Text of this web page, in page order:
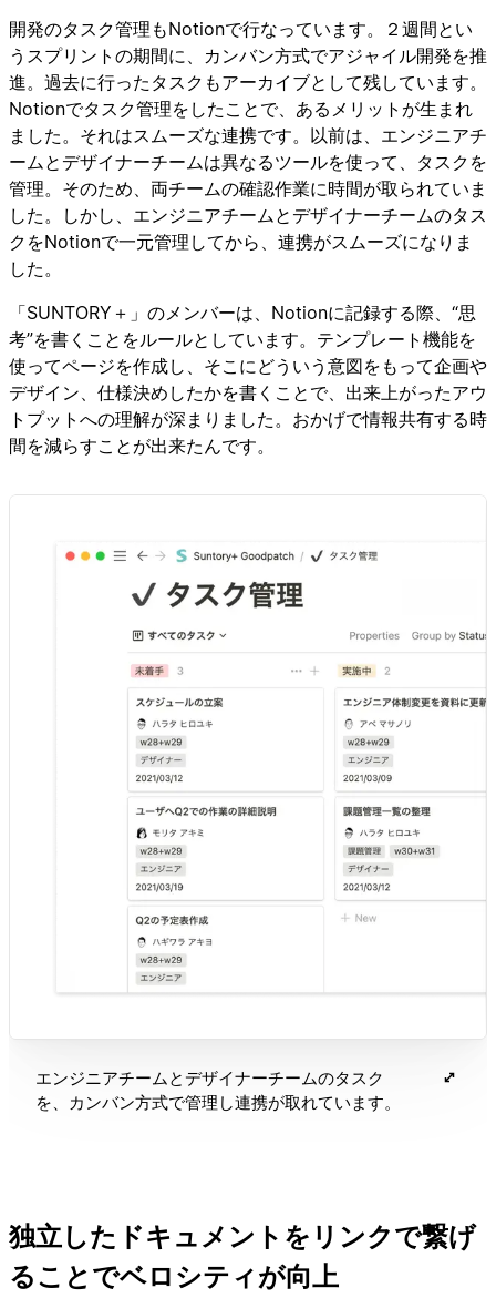
開発のタスク管理もNotionで行なっています。２週間とい
うスプリントの期間に、カンバン方式でアジャイル開発を推
進。過去に行ったタスクもアーカイブとして残しています。
Notionでタスク管理をしたことで、あるメリットが生まれ
ました。それはスムーズな連携です。以前は、エンジニアチ
ームとデザイナーチームは異なるツールを使って、タスクを
管理。そのため、両チームの確認作業に時間が取られていま
した。しかし、エンジニアチームとデザイナーチームのタス
クをNotionで一元管理してから、連携がスムーズになりま
した。
「SUNTORY＋」のメンバーは、Notionに記録する際、“思
考”を書くことをルールとしています。テンプレート機能を
使ってページを作成し、そこにどういう意図をもって企画や
デザイン、仕様決めしたかを書くことで、出来上がったアウ
トプットへの理解が深まりました。おかげで情報共有する時
間を減らすことが出来たんです。
エンジニアチームとデザイナーチームのタスク
を、カンバン方式で管理し連携が取れています。
独立したドキュメントをリンクで繋げ
ることでベロシティが向上